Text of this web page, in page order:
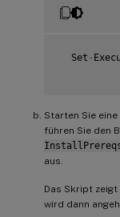
if (
{
{
  Set
-
Starten Sie
führen Sie den
aus.
Das Skript
wird dann